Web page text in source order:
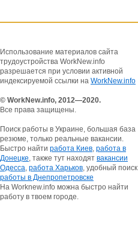
Использование материалов сайта
трудоустройства WorkNew.info
разрешается при условии активной
индексируемой ссылки на WorkNew.info
© WorkNew.info, 2012—2020.
Все права защищены.
Поиск работы в Украине, большая база
резюме, только реальные вакансии.
Быстро найти работа Киев, работа в
Донецке, также тут находят вакансии
Одесса, работа Харьков, удобный поиск
работы в Днепропетровске
На Worknew.info можна быстро найти
работу в твоем городе.